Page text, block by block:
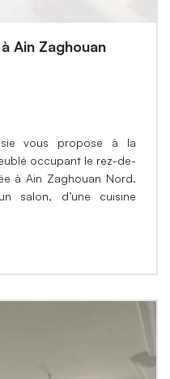
Ain Zaghouan
vous propose à la
occupant le rez-de-
à Ain Zaghouan Nord.
salon, d’une cuisine